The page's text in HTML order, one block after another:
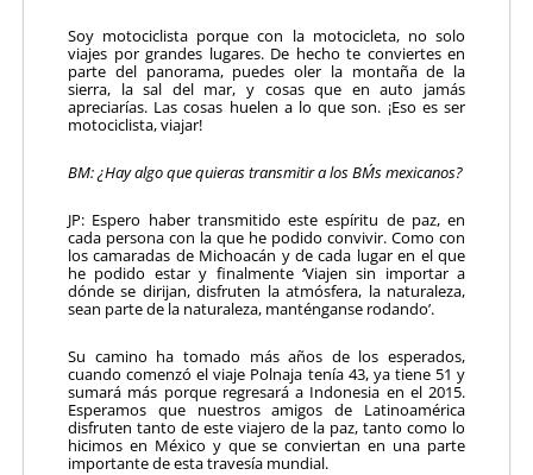
Soy motociclista porque con la motocicleta, no solo
viajes por grandes lugares. De hecho te conviertes en
parte del panorama, puedes oler la montaña de la
sierra, la sal del mar, y cosas que en auto jamás
apreciarías. Las cosas huelen a lo que son. ¡Eso es ser
motociclista, viajar!
BM: ¿Hay algo que quieras transmitir a los BM´s mexicanos?
JP: Espero haber transmitido este espíritu de paz, en
cada persona con la que he podido convivir. Como con
los camaradas de Michoacán y de cada lugar en el que
he podido estar y finalmente ‘Viajen sin importar a
dónde se dirijan, disfruten la atmósfera, la naturaleza,
sean parte de la naturaleza, manténganse rodando’.
Su camino ha tomado más años de los esperados,
cuando comenzó el viaje Polnaja tenía 43, ya tiene 51 y
sumará más porque regresará a Indonesia en el 2015.
Esperamos que nuestros amigos de Latinoamérica
disfruten tanto de este viajero de la paz, tanto como lo
hicimos en México y que se conviertan en una parte
importante de esta travesía mundial.